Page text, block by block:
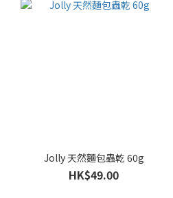
Jolly 天然麵包蟲乾 60g
HK$49.00